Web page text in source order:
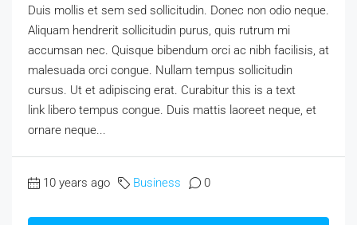
Duis mollis et sem sed sollicitudin. Donec non odio neque.
Aliquam hendrerit sollicitudin purus, quis rutrum mi
accumsan nec. Quisque bibendum orci ac nibh facilisis, at
malesuada orci congue. Nullam tempus sollicitudin
cursus. Ut et adipiscing erat. Curabitur this is a text
link libero tempus congue. Duis mattis laoreet neque, et
ornare neque...
10 years ago Business 0